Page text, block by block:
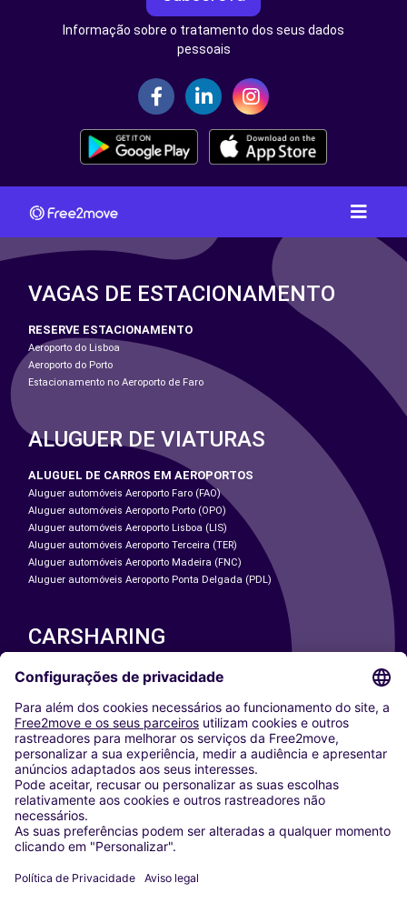
Informação sobre o tratamento dos seus dados
pessoais
VAGAS DE ESTACIONAMENTO
RESERVE ESTACIONAMENTO
Aeroporto do Lisboa
Aeroporto do Porto
Estacionamento no Aeroporto de Faro
ALUGUER DE VIATURAS
ALUGUEL DE CARROS EM AEROPORTOS
Aluguer automóveis Aeroporto Faro (FAO)
Aluguer automóveis Aeroporto Porto (OPO)
Aluguer automóveis Aeroporto Lisboa (LIS)
Aluguer automóveis Aeroporto Terceira (TER)
Aluguer automóveis Aeroporto Madeira (FNC)
Aluguer automóveis Aeroporto Ponta Delgada (PDL)
CARSHARING
NOSSAS CIDADES
Washington DC
Milan
Rome
Turin
Vienna
Berlin
Cologne
Dusseldorf
Frankfurt
Munich